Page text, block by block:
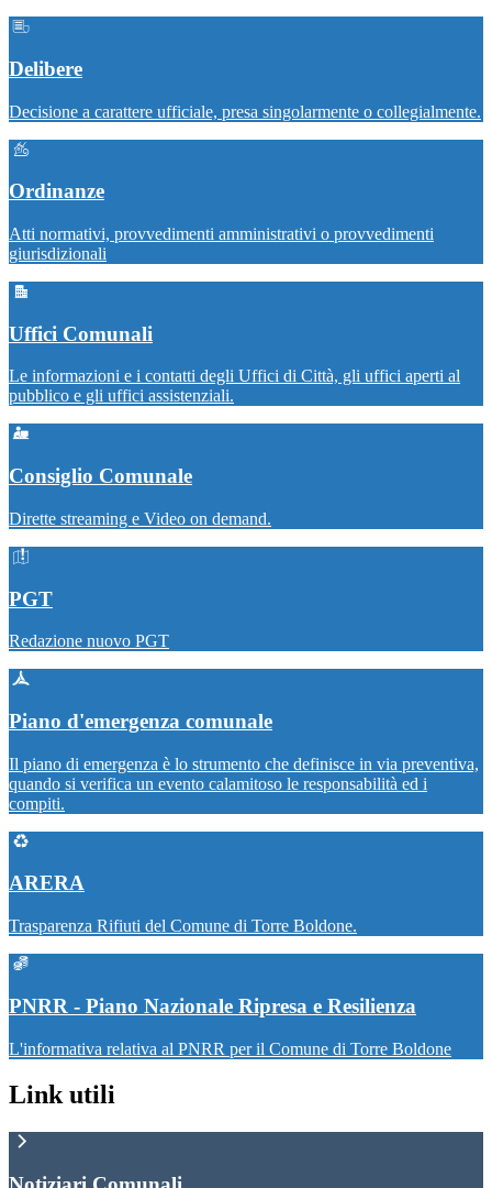
Delibere
Decisione a carattere ufficiale, presa singolarmente o collegialmente.
Ordinanze
Atti normativi, provvedimenti amministrativi o provvedimenti
giurisdizionali
Uffici Comunali
Le informazioni e i contatti degli Uffici di Città, gli uffici aperti al
pubblico e gli uffici assistenziali.
Consiglio Comunale
Dirette streaming e Video on demand.
PGT
Redazione nuovo PGT
Piano d'emergenza comunale
Il piano di emergenza è lo strumento che definisce in via preventiva,
quando si verifica un evento calamitoso le responsabilità ed i
compiti.
ARERA
Trasparenza Rifiuti del Comune di Torre Boldone.
PNRR - Piano Nazionale Ripresa e Resilienza
L'informativa relativa al PNRR per il Comune di Torre Boldone
Link utili